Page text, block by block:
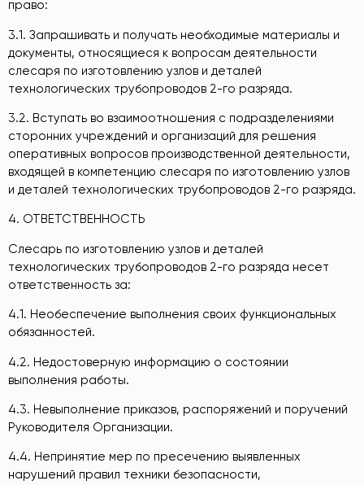
право:
3.1. Запрашивать и получать необходимые материалы и
документы, относящиеся к вопросам деятельности
слесаря по изготовлению узлов и деталей
технологических трубопроводов 2-го разряда.
3.2. Вступать во взаимоотношения с подразделениями
сторонних учреждений и организаций для решения
оперативных вопросов производственной деятельности,
входящей в компетенцию слесаря по изготовлению узлов
и деталей технологических трубопроводов 2-го разряда.
4. ОТВЕТСТВЕННОСТЬ
Слесарь по изготовлению узлов и деталей
технологических трубопроводов 2-го разряда несет
ответственность за:
4.1. Необеспечение выполнения своих функциональных
обязанностей.
4.2. Недостоверную информацию о состоянии
выполнения работы.
4.3. Невыполнение приказов, распоряжений и поручений
Руководителя Организации.
4.4. Непринятие мер по пресечению выявленных
нарушений правил техники безопасности,